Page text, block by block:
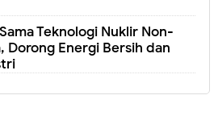
Teknologi Nuklir Non-
Dorong Energi Bersih dan